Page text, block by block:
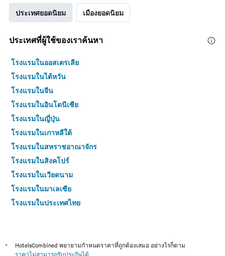
ประเทศยอดนิยม เมืองยอดนิยม
ประเทศที่ผู้ใช้ของเราค้นหา
โรงแรมในออสเตรเลีย
โรงแรมในไต้หวัน
โรงแรมในจีน
โรงแรมในอินโดนีเซีย
โรงแรมในญี่ปุ่น
โรงแรมในเกาหลีใต้
โรงแรมในสหราชอาณาจักร
โรงแรมในสิงคโปร์
โรงแรมในเวียดนาม
โรงแรมในมาเลเซีย
โรงแรมในประเทศไทย
*
HotelsCombined พยายามกำหนดราคาที่ถูกต้องเสมอ อย่างไรก็ตาม
ราคาไม่สามารถรับประกันได้